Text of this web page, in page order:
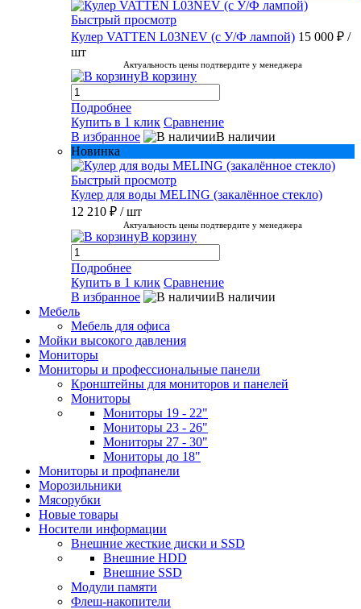
Быстрый просмотр
Кулер VATTEN L03NEV (с У/Ф лампой) 15 000 ₽ /
шт
Актуальность цены подтвердите у менеджера
В корзину
Подробнее
Купить в 1 клик Сравнение
В избранное
В наличии
Новинка
Быстрый просмотр
Кулер для воды MELING (закалённое стекло)
12 210 ₽ / шт
Актуальность цены подтвердите у менеджера
В корзину
Подробнее
Купить в 1 клик Сравнение
В избранное
В наличии
Мебель
Мебель для офиса
Мойки высокого давления
Мониторы
Мониторы и профессиональные панели
Кронштейны для мониторов и панелей
Мониторы
Мониторы 19 - 22"
Мониторы 23 - 26"
Мониторы 27 - 30"
Мониторы до 18"
Мониторы и профпанели
Морозильники
Мясорубки
Новые товары
Носители информации
Внешние жесткие диски и SSD
Внешние HDD
Внешние SSD
Модули памяти
Флеш-накопители